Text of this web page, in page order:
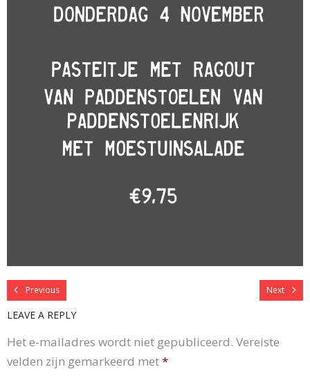
Previous Next
LEAVE A REPLY
Het e-mailadres wordt niet gepubliceerd. Vereiste
velden zijn gemarkeerd met*